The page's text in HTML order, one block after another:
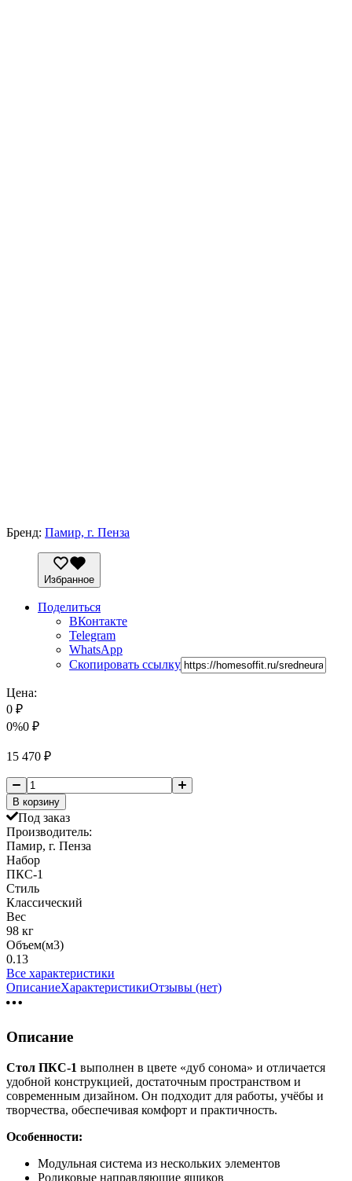
Бренд: Памир, г. Пенза
Избранное
Поделиться
ВКонтакте
Telegram
WhatsApp
Скопировать ссылку
Цена:
0 ₽
0%0 ₽
15 470 ₽
В корзину
Под заказ
Производитель:
Памир, г. Пенза
Набор
ПКС-1
Стиль
Классический
Вес
98 кг
Объем(м3)
0.13
Все характеристики
ОписаниеХарактеристикиОтзывы (нет)
Описание
Стол ПКС-1 выполнен в цвете «дуб сонома» и отличается
удобной конструкцией, достаточным пространством и
современным дизайном. Он подходит для работы, учёбы и
творчества, обеспечивая комфорт и практичность.
Особенности:
Модульная система из нескольких элементов
Роликовые направляющие ящиков